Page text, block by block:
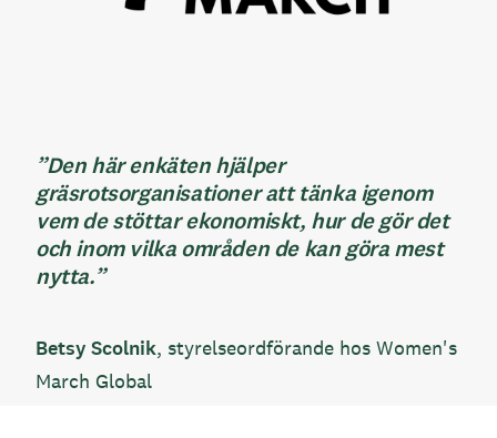
”Den här enkäten hjälper
gräsrotsorganisationer att tänka igenom
vem de stöttar ekonomiskt, hur de gör det
och inom vilka områden de kan göra mest
nytta.”
Betsy Scolnik, styrelseordförande hos Women's
March Global